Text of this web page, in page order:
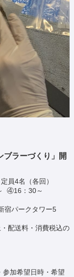
ブラーづくり」開
員4名（各回）
④16：30～
宿パークタワー5
配送料・消費税込の
参加希望日時・希望